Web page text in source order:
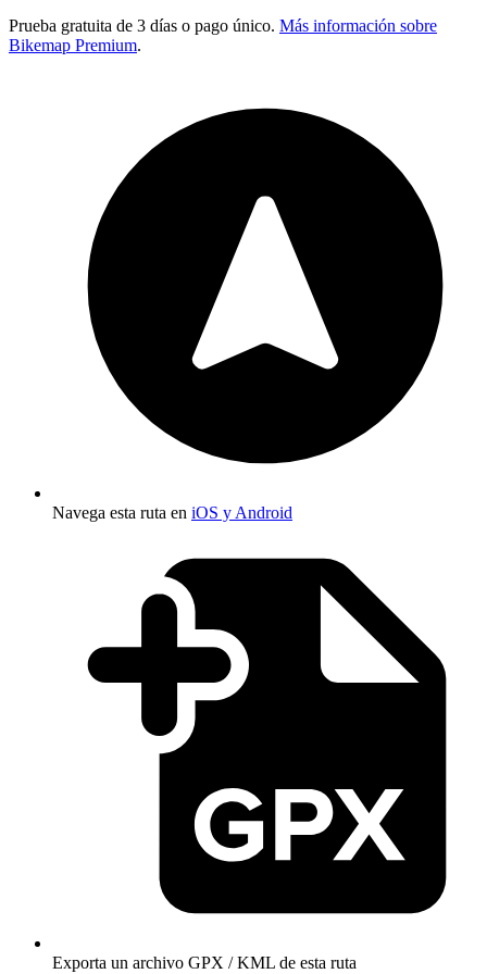
Prueba gratuita de 3 días o pago único. Más información sobre
Bikemap Premium.
Navega esta ruta en iOS y Android
Exporta un archivo GPX / KML de esta ruta